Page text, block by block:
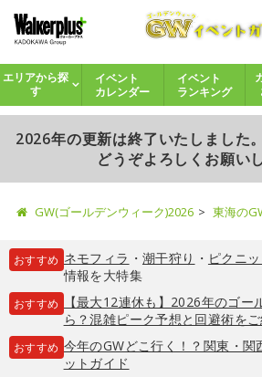
エリアから探
す
イベント
カレンダー
イベント
ランキング
2026年の更新は終了いたしました
どうぞよろしくお願い
GW(ゴールデンウィーク)2026 東海の
おすすめ ネモフィラ ・ 潮干狩り ・ ピクニ
情報を大特集
おすすめ
【最大12連休も】2026年のゴ
ら？混雑ピーク予想と回避術を
おすすめ 今年のGWどこ行く！？関東・関
ットガイド